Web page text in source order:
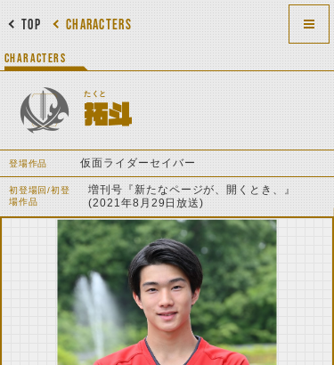
CHARACTERS
TOP
CHARACTERS
たくと
拓斗
登場作品 仮面ライダーセイバー
初登場回/初登
場作品
増刊号『新たなページが、開くとき、』
(2021年8月29日放送)